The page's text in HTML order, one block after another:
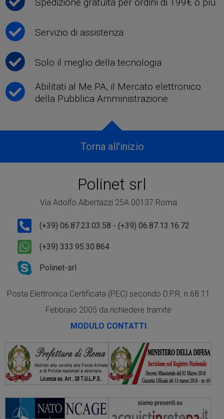
Servizio di assistenza
Solo il meglio della tecnologia
Abilitati al Me.PA, il Mercato elettronico
della Pubblica Amministrazione
Torna all'inizio
Polinet srl
Via Adolfo Albertazzi 25A 00137 Roma
(+39) 06.87.23.03.58 - (+39) 06.87.13.16.72
(+39) 333.95.30.864
Polinet-srl
Posta Elettronica Certificata (PEC) secondo D.P.R. n.68 11
Febbraio 2005 da richiedere tramite
MODULO CONTATTI